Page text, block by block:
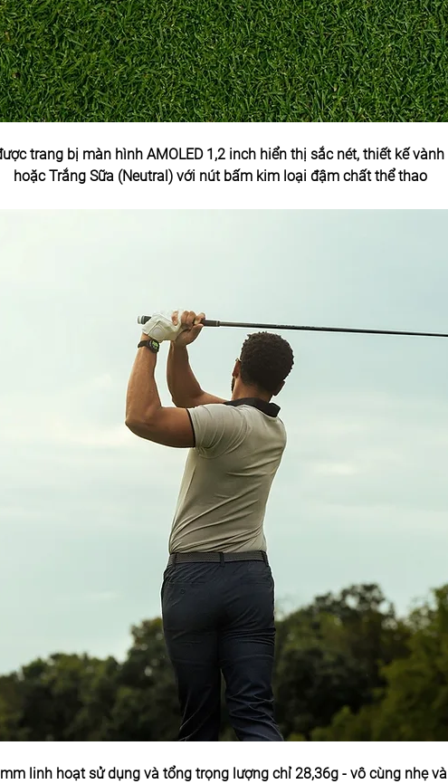
trang bị màn hình AMOLED 1,2 inch hiển thị sắc nét, thiết kế
hoặc Trắng Sữa (Neutral) với nút bấm kim loại đậm chất thể thao
linh hoạt sử dụng và tổng trọng lượng chỉ 28,36g - vô cùng nhẹ